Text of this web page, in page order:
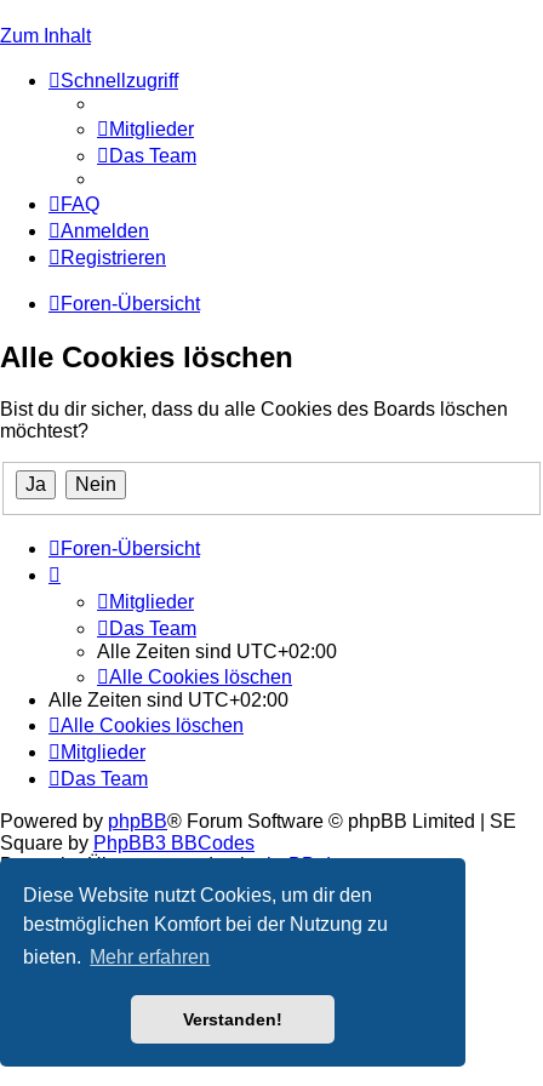
Diese Website nutzt Cookies, um dir den
bestmöglichen Komfort bei der Nutzung zu
bieten. Mehr erfahren
Verstanden!
Zum Inhalt
Schnellzugriff
Mitglieder
Das Team
FAQ
Anmelden
Registrieren
Foren-Übersicht
Alle Cookies löschen
Bist du dir sicher, dass du alle Cookies des Boards löschen
möchtest?
Foren-Übersicht
Mitglieder
Das Team
Alle Zeiten sind UTC+02:00
Alle Cookies löschen
Alle Zeiten sind UTC+02:00
Alle Cookies löschen
Mitglieder
Das Team
Powered by phpBB® Forum Software © phpBB Limited | SE
Square by PhpBB3 BBCodes
Deutsche Übersetzung durchphpBB.de